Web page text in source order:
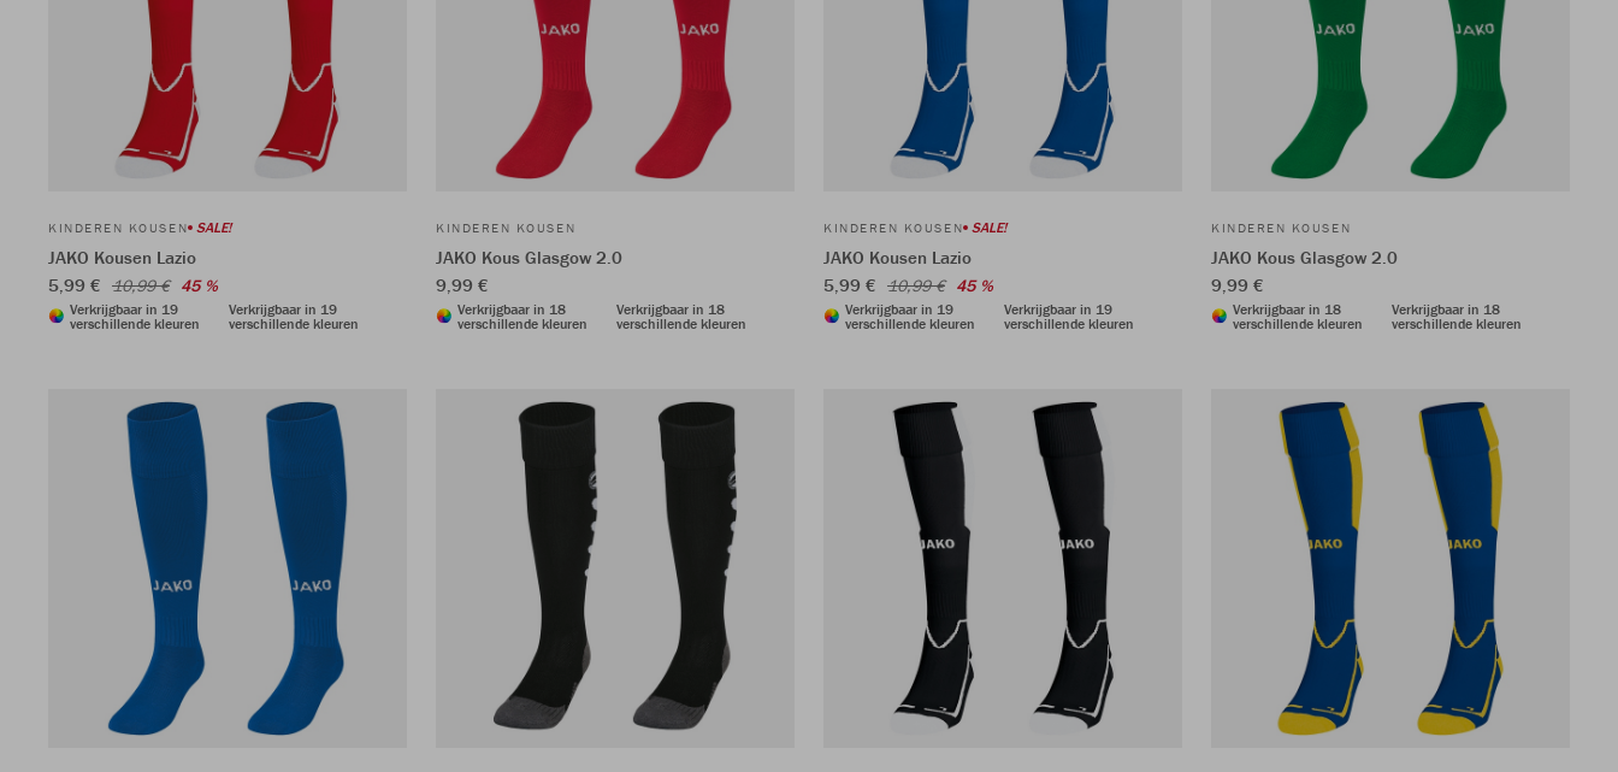
KINDEREN KOUSEN SALE!
JAKO Kousen Lazio
5,99 € 10,99 € 45 %
Verkrijgbaar in 19
verschillende kleuren
Verkrijgbaar in 19
verschillende kleuren
KINDEREN KOUSEN
JAKO Kous Glasgow 2.0
9,99 €
Verkrijgbaar in 18
verschillende kleuren
Verkrijgbaar in 18
verschillende kleuren
KINDEREN KOUSEN SALE!
JAKO Kousen Lazio
5,99 € 10,99 € 45 %
Verkrijgbaar in 19
verschillende kleuren
Verkrijgbaar in 19
verschillende kleuren
KINDEREN KOUSEN
JAKO Kous Glasgow 2.0
9,99 €
Verkrijgbaar in 18
verschillende kleuren
Verkrijgbaar in 18
verschillende kleuren